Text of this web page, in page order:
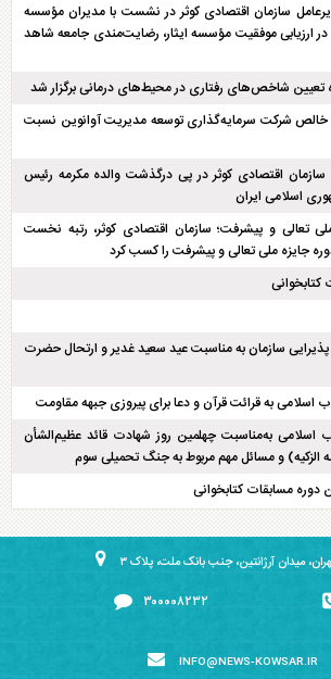
سازمان اقتصادی کوثر در نشست با مدیران مؤسسه
ارزیابی موفقیت مؤسسه ایثار، رضایت‌مندی جامعه شاهد
تعیین شاخص‌های رفتاری در محیط‌های درمانی برگزار شد
سود خالص شرکت سرمایه‌گذاری توسعه مدیریت آوانوین نسبت
سازمان اقتصادی کوثر در پی درگذشت والده مکرمه رئیس
اسلامی ایران
تعالی و پیشرفت؛ سازمان اقتصادی کوثر، رتبه نخست
جایزه ملی تعالی و پیشرفت را کسب کرد
کتابخوانی
سازمان به مناسبت عید سعید غدیر و ارتحال حضرت
اسلامی به قرائت قرآن و دعا برای پیروزی جبهه مقاومت
اسلامی به‌مناسبت چهلمین روز شهادت قائد عظیم‌الشأن
الزکیه) و مسائل مهم مربوط به جنگ تحمیلی سوم
دوره مسابقات کتابخوانی
میدان آرژانتین، جنب بانک ملت، پلاک ۳
۳۰۰۰۰۸۲۳۲
INFO@NEWS-KOWSAR.IR